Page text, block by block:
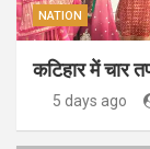
NATION
कटिहार में चार
5 days ago